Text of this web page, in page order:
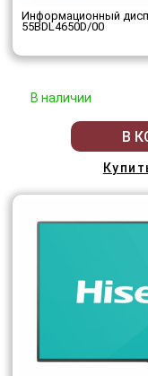
Информационный
55BDL4650D/00
В наличии
В